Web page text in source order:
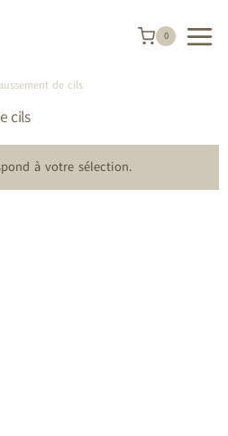
0
de cils
cils
à votre sélection.